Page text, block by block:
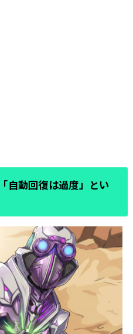
自動回復は過度」とい